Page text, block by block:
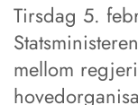
Tirsdag 5.
mellom